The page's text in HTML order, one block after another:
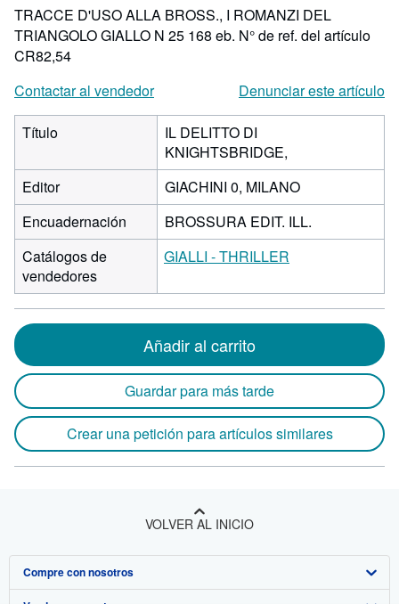
estrellas
TRACCE D'USO ALLA BROSS., I ROMANZI DEL
TRIANGOLO GIALLO N 25 168 eb. N° de ref. del artículo
CR82,54
Contactar al vendedor
Denunciar este artículo
Título
IL DELITTO DI
KNIGHTSBRIDGE,
Editor
GIACHINI 0, MILANO
Encuadernación
BROSSURA EDIT. ILL.
Catálogos de
vendedores
GIALLI - THRILLER
Añadir al carrito
Guardar para más tarde
Crear una petición para artículos similares
VOLVER AL INICIO
Compre con nosotros